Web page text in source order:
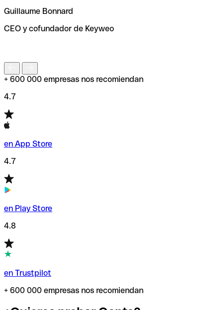
de enviar tu transferencia.
Guillaume Bonnard
CEO y cofundador de Keyweo
+ 600 000 empresas nos recomiendan
4.7
en App Store
4.7
en Play Store
4.8
en Trustpilot
+ 600 000 empresas nos recomiendan